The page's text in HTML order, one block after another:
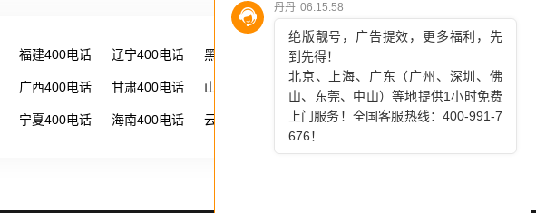
福建400电话 辽宁400电话 黑龙江400电话 湖南400电话
广西400电话 甘肃400电话 山西400电话 内蒙古400电话
宁夏400电话 海南400电话 云南400电话